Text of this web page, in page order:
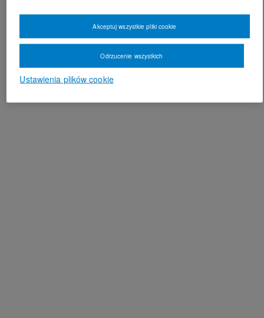
Ustawienia plików cookie
Odrzucenie wszystkich
Akceptuj wszystkie pliki cookie